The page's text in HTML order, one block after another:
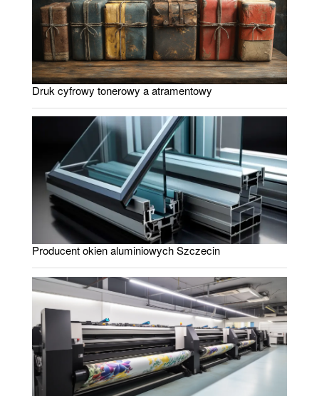
Druk cyfrowy tonerowy a atramentowy
Producent okien aluminiowych Szczecin